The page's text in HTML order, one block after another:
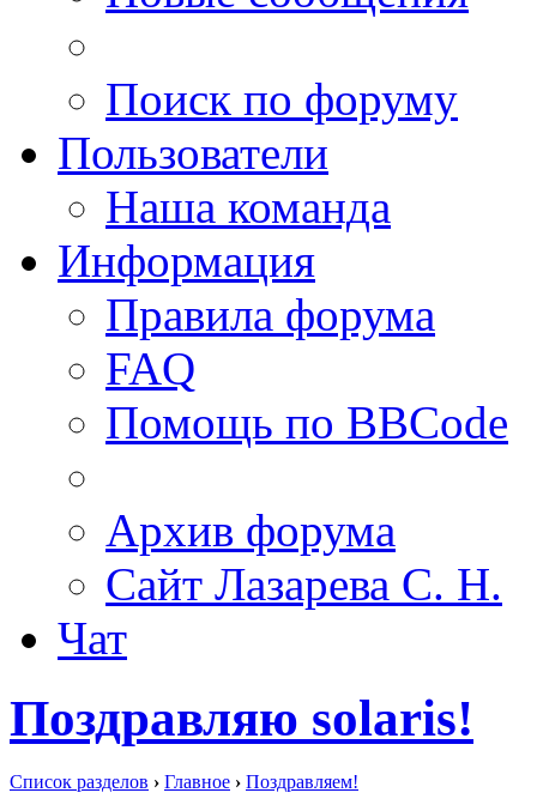
Поиск по форуму
Пользователи
Наша команда
Информация
Правила форума
FAQ
Помощь по BBCode
Архив форума
Сайт Лазарева С. Н.
Чат
Поздравляю solaris!
Список разделов › Главное › Поздравляем!